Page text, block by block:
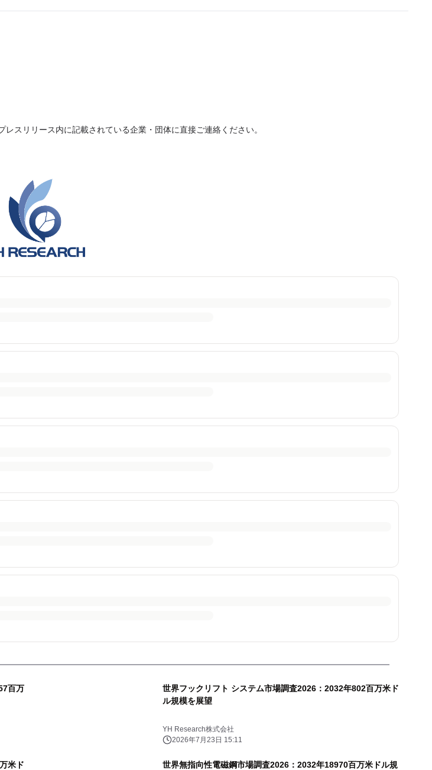
スリリース内に記載されている企業・団体に直接ご連絡ください。
百万
世界フックリフト システム市場調査2026：2032年802百万米ド
ル規模を展望
YH Research株式会社
2026年7月23日 15:11
米ド
世界無指向性電磁鋼市場調査2026：2032年18970百万米ドル規